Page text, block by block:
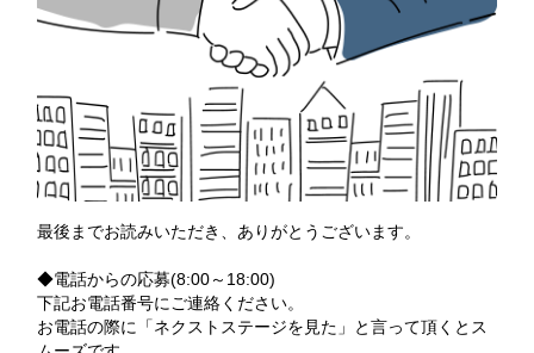
最後までお読みいただき、ありがとうございます。
◆電話からの応募(8:00～18:00)
下記お電話番号にご連絡ください。
お電話の際に「ネクストステージを見た」と言って頂くとス